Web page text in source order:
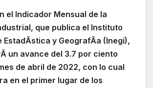
el Indicador Mensual de la
que publica el Instituto
EstadÃstica y GeografÃa (Inegi),
un avance del 3.7 por ciento
de abril de 2022, con lo cual
en el primer lugar de los